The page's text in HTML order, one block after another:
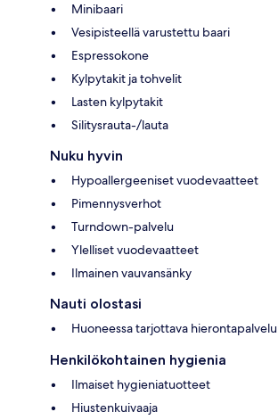
Minibaari
Vesipisteellä varustettu baari
Espressokone
Kylpytakit ja tohvelit
Lasten kylpytakit
Silitysrauta-/lauta
Nuku hyvin
Hypoallergeeniset vuodevaatteet
Pimennysverhot
Turndown-palvelu
Ylelliset vuodevaatteet
Ilmainen vauvansänky
Nauti olostasi
Huoneessa tarjottava hierontapalvelu
Henkilökohtainen hygienia
Ilmaiset hygieniatuotteet
Hiustenkuivaaja